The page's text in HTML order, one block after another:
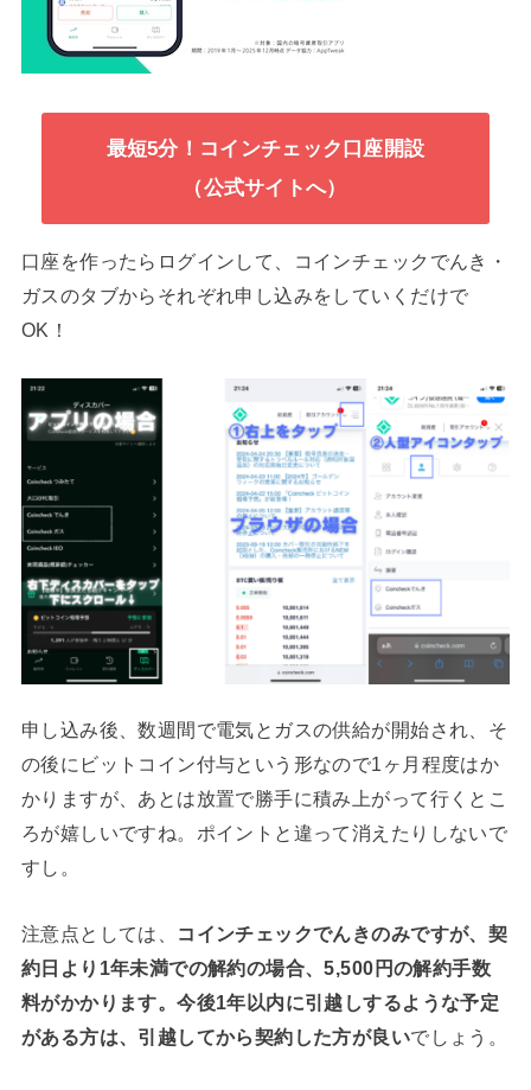
最短5分！コインチェック口座開設
（公式サイトへ）
口座を作ったらログインして、コインチェックでんき・
ガスのタブからそれぞれ申し込みをしていくだけで
OK！
申し込み後、数週間で電気とガスの供給が開始され、そ
の後にビットコイン付与という形なので1ヶ月程度はか
かりますが、あとは放置で勝手に積み上がって行くとこ
ろが嬉しいですね。ポイントと違って消えたりしないで
すし。
注意点としては、 コインチェックでんきのみですが、契
約日より1年未満での解約の場合、5,500円の解約手数
料がかかります。今後1年以内に引越しするような予定
がある方は、引越してから契約した方が良いでしょう。